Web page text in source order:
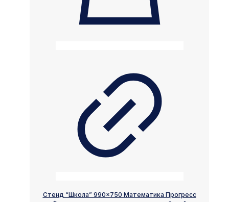
Стенд “Школа” 990×750 Математика Прогресс